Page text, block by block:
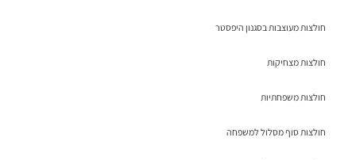
חולצות מעוצבות בסגנון היפסטר
חולצות מצחיקות
חולצות משפחתיות
חולצות סוף מסלול למשפחה